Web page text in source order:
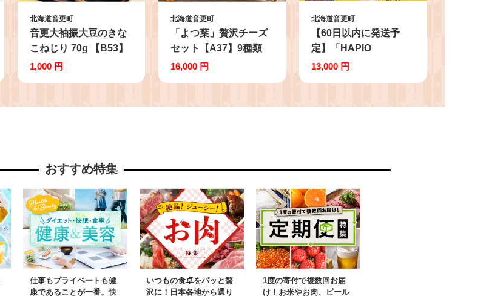
北海道音更町
音更大袖振大豆のきな
こねじり 70g 【B53】
きなこ きな粉 黄粉 大
茶菓子 常温 北海道 音
1,000 円
北海道音更町
「よつ葉」贅沢チーズ
セット【A37】9種類
11個 チーズ カマンベー
ズペースト チェダーチ
乳製品 十勝 音更町
16,000 円
北海道音更町
【60日以内に発送予
定】「HAPIO
FOODS」ハピまん（チ
ラルチーズ 中華まん 中
冷凍食品 北海道 音更町
13,000 円
おすすめ特集
仕事もプライベートも健
康であることが一番。快
いつもの食卓をパッと贅
沢に！日本各地から選り
1度の寄付で複数回お届
け！お米やお肉、ビール